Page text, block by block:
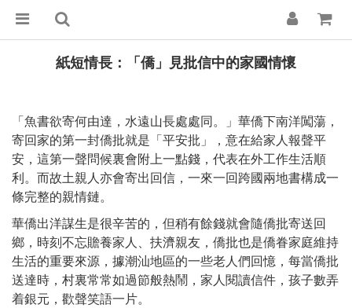
紙短情長：「僑」見批信中的家國情懷
「魚書欲寄何由達，水遠山長處處同。」華僑下南洋闖蕩，
寄回家的第一封僑批就是「平安批」，意在給家人報聲平
安，這第一聲問候裏會附上一點錢，代表在外工作生活順
利。而故土親人亦會寄出回信，一來一回跨國兩地書構成一
條完整的親情鏈。
華僑出洋謀生是很辛苦的，但稍有餘錢就會隨僑批寄送回
鄉，時刻不忘贍養家人、扶濟親友，僑批也是僑眷家庭維持
生活的重要來源，據潮汕地區的一些老人們回憶，每當僑批
送達時，村裏常常如過節般熱鬧，家人閱讀信件，孩子數弄
着銀元，歡聲笑語一片。